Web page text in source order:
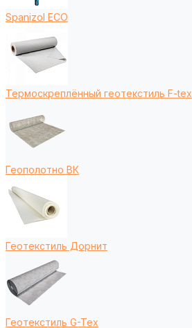
Spanizol ECO
Термоскреплённый геотекстиль F-tex
Геополотно ВК
Геотекстиль Дорнит
Геотекстиль G-Tex